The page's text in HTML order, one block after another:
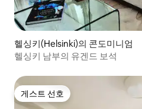
헬싱키(Helsinki)의 콘도미니엄
헬싱키 남부의 유겐드 보석
게스트 선호
게스트 선호